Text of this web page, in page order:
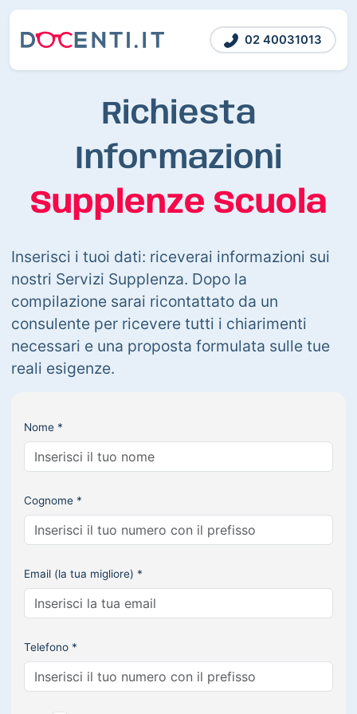
02 40031013
Richiesta
Informazioni
Supplenze Scuola
Inserisci i tuoi dati: riceverai informazioni sui
nostri Servizi Supplenza. Dopo la
compilazione sarai ricontattato da un
consulente per ricevere tutti i chiarimenti
necessari e una proposta formulata sulle tue
reali esigenze.
Nome *
Cognome *
Email (la tua migliore) *
Telefono *